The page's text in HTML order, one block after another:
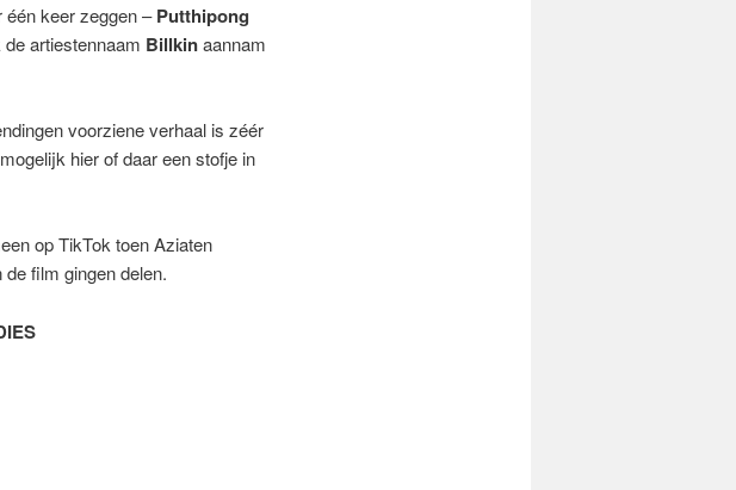
één keer zeggen –Putthipong
artiestennaam Billkinaannam
voorziene verhaal is zéér
hier of daar een stofje in
op TikTok toen Aziaten
film gingen delen.